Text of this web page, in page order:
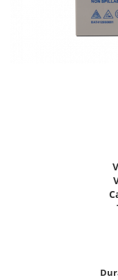
Sisteme de